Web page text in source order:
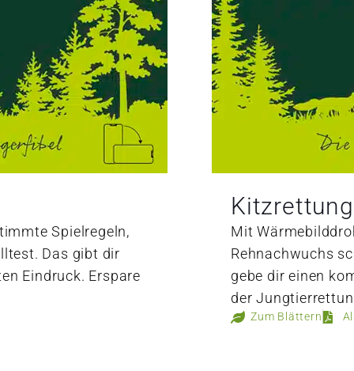
Spielregeln,
Das gibt dir
Eindruck. Erspare
Kitzrettung
Mit
Rehnachwuchs
gebe dir einen
der
Zum Blättern